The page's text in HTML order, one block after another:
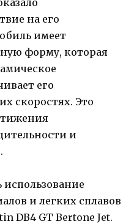
на его
имеет
форму, которая
его
скоростях. Это
и
использование
и легких сплавов
DB4 GT Bertone Jet.